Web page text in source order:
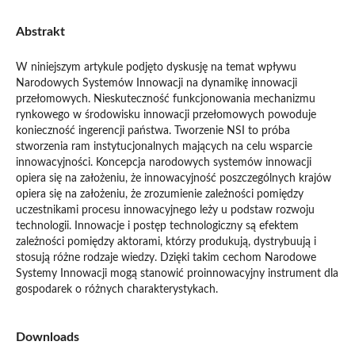
Abstrakt
W niniejszym artykule podjęto dyskusję na temat wpływu
Narodowych Systemów Innowacji na dynamikę innowacji
przełomowych. Nieskuteczność funkcjonowania mechanizmu
rynkowego w środowisku innowacji przełomowych powoduje
konieczność ingerencji państwa. Tworzenie NSI to próba
stworzenia ram instytucjonalnych mających na celu wsparcie
innowacyjności. Koncepcja narodowych systemów innowacji
opiera się na założeniu, że innowacyjność poszczególnych krajów
opiera się na założeniu, że zrozumienie zależności pomiędzy
uczestnikami procesu innowacyjnego leży u podstaw rozwoju
technologii. Innowacje i postęp technologiczny są efektem
zależności pomiędzy aktorami, którzy produkują, dystrybuują i
stosują różne rodzaje wiedzy. Dzięki takim cechom Narodowe
Systemy Innowacji mogą stanowić proinnowacyjny instrument dla
gospodarek o różnych charakterystykach.
Downloads